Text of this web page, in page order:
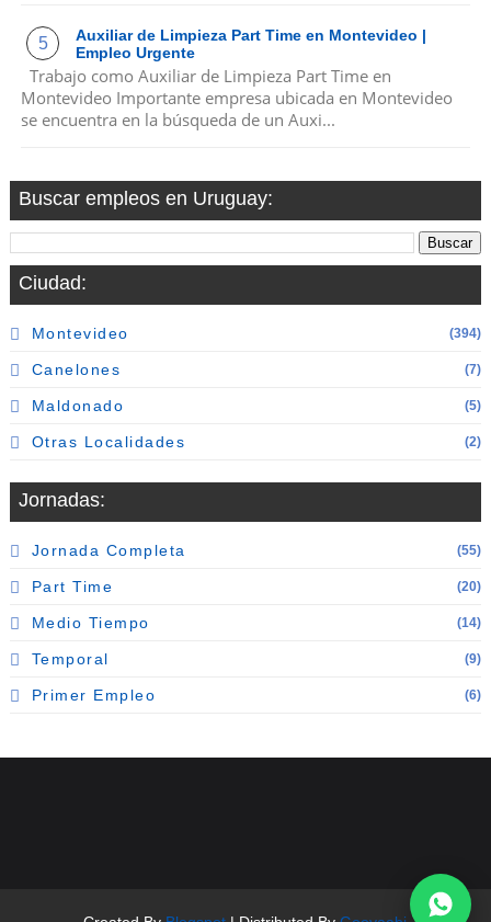
Auxiliar de Limpieza Part Time en Montevideo |
Empleo Urgente
Trabajo como Auxiliar de Limpieza Part Time en
Montevideo Importante empresa ubicada en Montevideo
se encuentra en la búsqueda de un Auxi...
Buscar empleos en Uruguay:
Ciudad:
Montevideo (394)
Canelones (7)
Maldonado (5)
Otras Localidades (2)
Jornadas:
Jornada Completa (55)
Part Time (20)
Medio Tiempo (14)
Temporal (9)
Primer Empleo (6)